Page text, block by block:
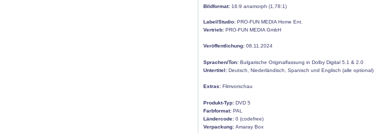
Bildformat: 16:9 anamorph (1,78:1)
Label/Studio: PRO-FUN MEDIA Home Ent.
Vertrieb: PRO-FUN MEDIA GmbH
Veröffentlichung: 08.11.2024
Sprachen/Ton: Bulgarische Originalfassung in Dolby Digital 5.1 & 2.0
Untertitel: Deutsch, Niederländisch, Spanisch und Englisch (alle optional)
Extras: Filmvorschau
Produkt-Typ: DVD 5
Farbformat: PAL
Ländercode: 0 (codefree)
Verpackung: Amaray Box